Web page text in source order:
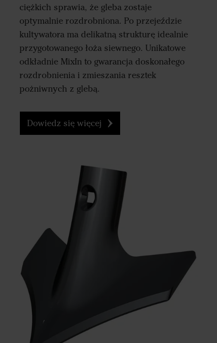
ciężkich sprawia, że gleba zostaje
optymalnie rozdrobniona. Po przejeździe
kultywatora ma delikatną strukturę idealnie
przygotowanego łoża siewnego. Unikatowe
odkładnie MixIn to gwarancja doskonałego
rozdrobnienia i zmieszania resztek
pożniwnych z glebą.
Dowiedz się więcej